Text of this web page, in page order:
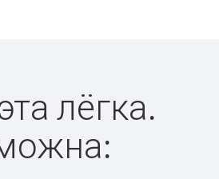
лёгка.